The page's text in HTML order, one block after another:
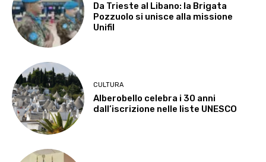
Da Trieste al Libano: la Brigata
Pozzuolo si unisce alla missione
Unifil
CULTURA
Alberobello celebra i 30 anni
dall’iscrizione nelle liste UNESCO